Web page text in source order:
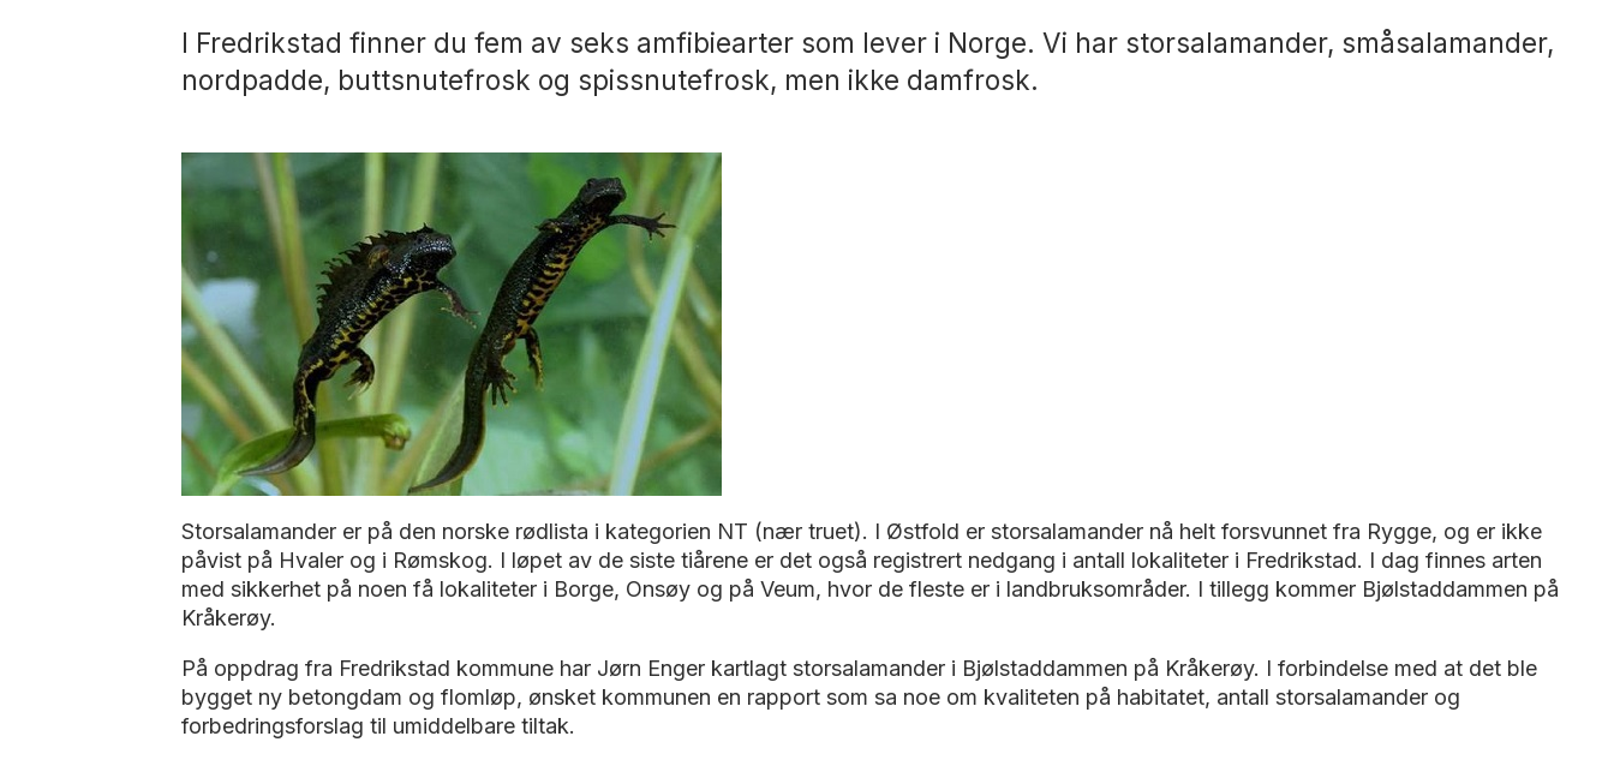
I Fredrikstad finner du fem av seks amfibiearter som lever i Norge. Vi har storsalamander, småsalamander,
nordpadde, buttsnutefrosk og spissnutefrosk, men ikke damfrosk.
Storsalamander er på den norske rødlista i kategorien NT (nær truet). I Østfold er storsalamander nå helt forsvunnet fra Rygge, og er ikke
påvist på Hvaler og i Rømskog. I løpet av de siste tiårene er det også registrert nedgang i antall lokaliteter i Fredrikstad. I dag finnes arten
med sikkerhet på noen få lokaliteter i Borge, Onsøy og på Veum, hvor de fleste er i landbruksområder. I tillegg kommer Bjølstaddammen på
Kråkerøy.
På oppdrag fra Fredrikstad kommune har Jørn Enger kartlagt storsalamander i Bjølstaddammen på Kråkerøy. I forbindelse med at det ble
bygget ny betongdam og flomløp, ønsket kommunen en rapport som sa noe om kvaliteten på habitatet, antall storsalamander og
forbedringsforslag til umiddelbare tiltak.